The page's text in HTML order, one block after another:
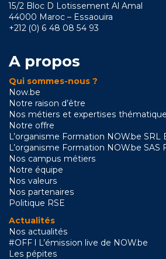
15/2 Bloc D Lotissement Al Amal
44000 Maroc – Essaouira
+212 (0) 6 48 08 54 93
A propos
Qui sommes-nous ?
Now.be
Notre raison d’être
Nos métiers et expertises
Notre offre
L’organisme Formation NOW.be SRL
L’organisme Formation NOW.be SAS
Nos campus métiers
Notre équipe
Nos valeurs
Nos partenaires
Politique RSE
Actualités
Nos actualités
#OFF l L’émission live de NOW.be
Les pépites